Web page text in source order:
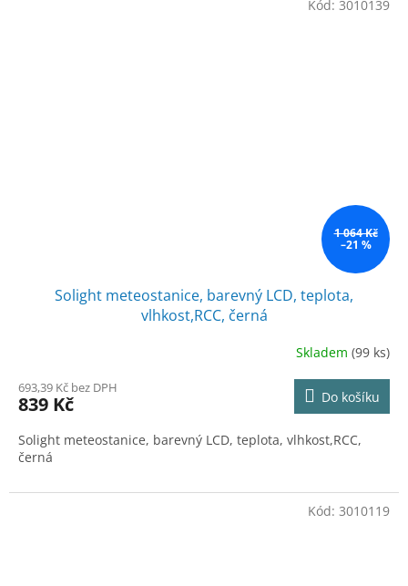
1 064 Kč
–21 %
Solight meteostanice, barevný LCD, teplota,
vlhkost,RCC, černá
Skladem (99 ks)
693,39 Kč bez DPH
839 Kč Do košíku
Solight meteostanice, barevný LCD, teplota, vlhkost,RCC,
černá
Kód: 3010139
Kód: 3010119